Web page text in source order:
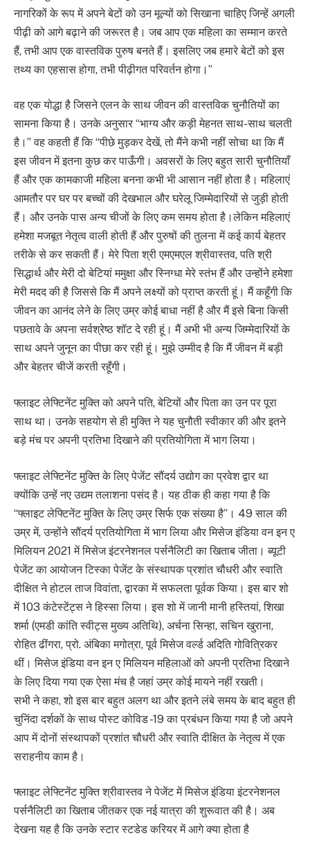
नागरिकों के रूप में अपने बेटों को उन मूल्यों को सिखाना चाहिए जिन्हें अगली
पीढ़ी को आगे बढ़ाने की जरूरत है। जब आप एक महिला का सम्मान करते
हैं, तभी आप एक वास्तविक पुरुष बनते हैं। इसलिए जब हमारे बेटों को इस
तथ्य का एहसास होगा, तभी पीढ़ीगत परिवर्तन होगा।”
वह एक योद्धा है जिसने एलन के साथ जीवन की वास्तविक चुनौतियों का
सामना किया है। उनके अनुसार “भाग्य और कड़ी मेहनत साथ-साथ चलती
है।” वह कहती हैं कि “पीछे मुड़कर देखें, तो मैंने कभी नहीं सोचा था कि मैं
इस जीवन में इतना कुछ कर पाऊँगी। अवसरों के लिए बहुत सारी चुनौतियाँ
हैं और एक कामकाजी महिला बनना कभी भी आसान नहीं होता है। महिलाएं
आमतौर पर घर पर बच्चों की देखभाल और घरेलू जिम्मेदारियों से जुड़ी होती
हैं। और उनके पास अन्य चीजों के लिए कम समय होता है।लेकिन महिलाएं
हमेशा मजबूत नेतृत्व वाली होती हैं और पुरुषों की तुलना में कई कार्य बेहतर
तरीके से कर सकती हैं। मेरे पिता श्री एमएमएल श्रीवास्तव, पति श्री
सिद्धार्थ और मेरी दो बेटियां ममुक्षा और स्निग्धा मेरे स्तंभ हैं और उन्होंने हमेशा
मेरी मदद की है जिससे कि मैं अपने लक्ष्यों को प्राप्त करती हूं। मैं कहूँगी कि
जीवन का आनंद लेने के लिए उम्र कोई बाधा नहीं है और मैं इसे बिना किसी
पछतावे के अपना सर्वश्रेष्ठ शॉट दे रही हूं। मैं अभी भी अन्य जिम्मेदारियों के
साथ अपने जुनून का पीछा कर रही हूं। मुझे उम्मीद है कि मैं जीवन में बड़ी
और बेहतर चीजें करती रहूँगी।
फ्लाइट लेफ्टिनेंट मुक्ति को अपने पति, बेटियों और पिता का उन पर पूरा
साथ था। उनके सहयोग से ही मुक्ति ने यह चुनौती स्वीकार की और इतने
बड़े मंच पर अपनी प्रतिभा दिखाने की प्रतियोगिता में भाग लिया।
फ्लाइट लेफ्टिनेंट मुक्ति के लिए पेजेंट सौंदर्य उद्योग का प्रवेश द्वार था
क्योंकि उन्हें नए उद्यम तलाशना पसंद है। यह ठीक ही कहा गया है कि
“फ्लाइट लेफ्टिनेंट मुक्ति के लिए उम्र सिर्फ एक संख्या है”। 49 साल की
उम्र में, उन्होंने सौंदर्य प्रतियोगिता में भाग लिया और मिसेज इंडिया वन इन ए
मिलियन 2021 में मिसेज इंटरनेशनल पर्सनैलिटी का खिताब जीता। ब्यूटी
पेजेंट का आयोजन टिस्का पेजेंट के संस्थापक प्रशांत चौधरी और स्वाति
दीक्षित ने होटल ताज विवांता, द्वारका में सफलता पूर्वक किया। इस बार शो
में 103 कंटेस्टेंट्स ने हिस्सा लिया। इस शो में जानी मानी हस्तियां, शिखा
शर्मा (एमडी कांति स्वीट्स मुख्य अतिथि), अर्चना सिन्हा, सचिन खुराना,
रोहित ढींगरा, प्रो. अंबिका मगोत्रा, पूर्व मिसेज वर्ल्ड अदिति गोवित्रिकर
थीं। मिसेज इंडिया वन इन ए मिलियन महिलाओं को अपनी प्रतिभा दिखाने
के लिए दिया गया एक ऐसा मंच है जहां उम्र कोई मायने नहीं रखती।
सभी ने कहा, शो इस बार बहुत अलग था और इतने लंबे समय के बाद बहुत ही
चुनिंदा दर्शकों के साथ पोस्ट कोविड -19 का प्रबंधन किया गया है जो अपने
आप में दोनों संस्थापकों प्रशांत चौधरी और स्वाति दीक्षित के नेतृत्व में एक
सराहनीय काम है।
फ्लाइट लेफ्टिनेंट मुक्ति श्रीवास्तव ने पेजेंट में मिसेज इंडिया इंटरनेशनल
पर्सनैलिटी का खिताब जीतकर एक नई यात्रा की शुरूवात की है। अब
देखना यह है कि उनके स्टार स्टडेड करियर में आगे क्या होता है